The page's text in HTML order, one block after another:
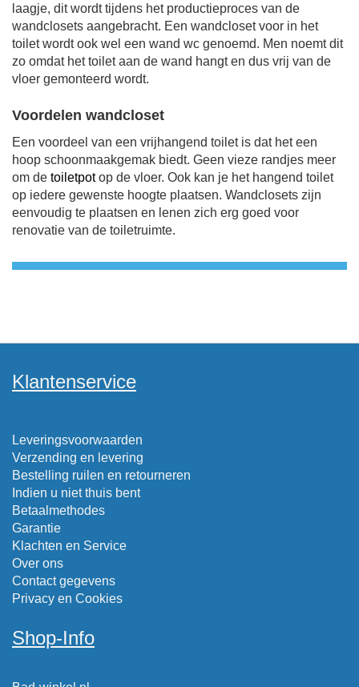
laagje, dit wordt tijdens het productieproces van de
wandclosets aangebracht. Een wandcloset voor in het
toilet wordt ook wel een wand wc genoemd. Men noemt dit
zo omdat het toilet aan de wand hangten dus vrij van de
vloer gemonteerd wordt.
Voordelen wandcloset
Een voordeel van een vrijhangend toilet is dat het een
hoop schoonmaakgemak biedt. Geen vieze randjes meer
om de toiletpotop de vloer. Ook kan je het hangend toilet
op iedere gewenste hoogte plaatsen. Wandclosets zijn
eenvoudig te plaatsen en lenen zich erg goed voor
renovatie van de toiletruimte.
Klantenservice
Leveringsvoorwaarden
Verzending en levering
Bestelling ruilen en retourneren
Indien u niet thuis bent
Betaalmethodes
Garantie
Klachten en Service
Over ons
Contact gegevens
Privacy en Cookies
Shop-Info